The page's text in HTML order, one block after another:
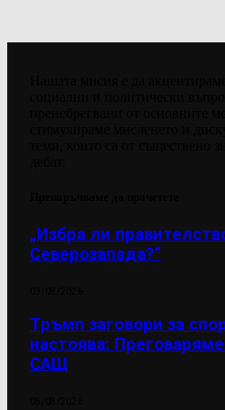
„Избра ли
Северозапада?“
Тръмп заговори за
настоява:
САЩ